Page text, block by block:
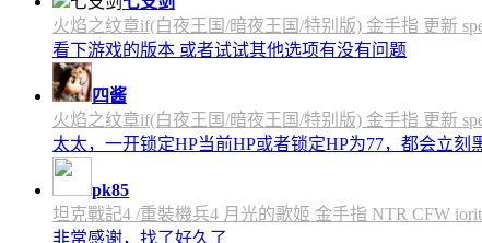
火焰之纹章if(白夜王国/暗夜王国/特别版) 金手指 更新
看下游戏的版本 或者试试其他选项有没有问题
四酱
火焰之纹章if(白夜王国/暗夜王国/特别版) 金手指 更新
太太，一开锁定HP当前HP或者锁定HP为77，都会立
pk85
坦克戰記4 /重裝機兵4 月光的歌姬 金手指 NTR CFW
非常感谢，找了好久了